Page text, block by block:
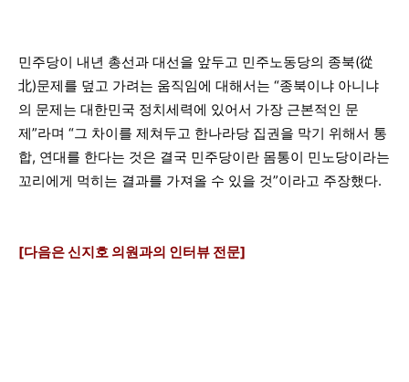
민주당이 내년 총선과 대선을 앞두고 민주노동당의 종북(從
北)문제를 덮고 가려는 움직임에 대해서는 “종북이냐 아니냐
의 문제는 대한민국 정치세력에 있어서 가장 근본적인 문
제”라며 “그 차이를 제쳐두고 한나라당 집권을 막기 위해서 통
합, 연대를 한다는 것은 결국 민주당이란 몸통이 민노당이라는
꼬리에게 먹히는 결과를 가져올 수 있을 것”이라고 주장했다.
[다음은 신지호 의원과의 인터뷰 전문]